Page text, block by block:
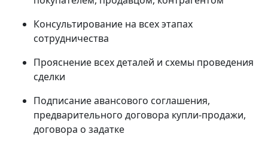
Консультирование на всех этапах
сотрудничества
Прояснение всех деталей и схемы проведения
сделки
Подписание авансового соглашения,
предварительного договора купли-продажи,
договора о задатке